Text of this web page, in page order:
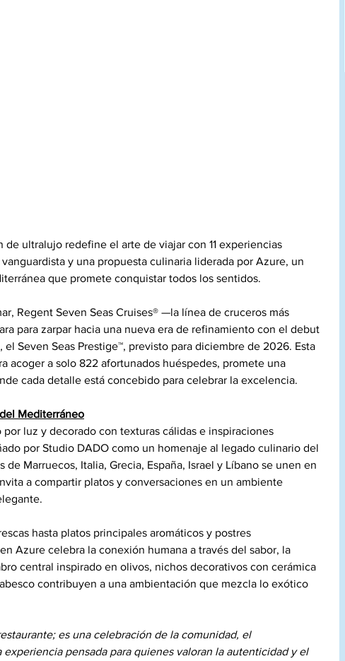
de ultralujo redefine el arte de viajar con 11 experiencias
y una propuesta culinaria liderada por Azure, un
que promete conquistar todos los sentidos.
Regent Seven Seas Cruises® —la línea de cruceros más
para zarpar hacia una nueva era de refinamiento con el debut
Seven Seas Prestige™, previsto para diciembre de 2026. Esta
acoger a solo 822 afortunados huéspedes, promete una
cada detalle está concebido para celebrar la excelencia.
Mediterráneo
luz y decorado con texturas cálidas e inspiraciones
por Studio DADO como un homenaje al legado culinario del
de Marruecos, Italia, Grecia, España, Israel y Líbano se unen en
a compartir platos y conversaciones en un ambiente
hasta platos principales aromáticos y postres
Azure celebra la conexión humana a través del sabor, la
central inspirado en olivos, nichos decorativos con cerámica
contribuyen a una ambientación que mezcla lo exótico
es una celebración de la comunidad, el
pensada para quienes valoran la autenticidad y el